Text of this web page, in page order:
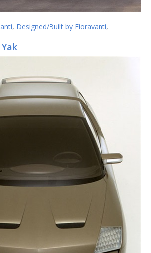
, Designed/Built by Fioravanti,